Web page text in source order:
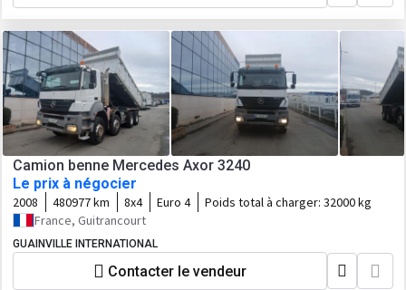
Camion benne Mercedes Axor 3240
Le prix à négocier
2008 480977 km 8x4 Euro 4 Poids total à charger: 32000 kg
France, Guitrancourt
GUAINVILLE INTERNATIONAL
Contacter le vendeur